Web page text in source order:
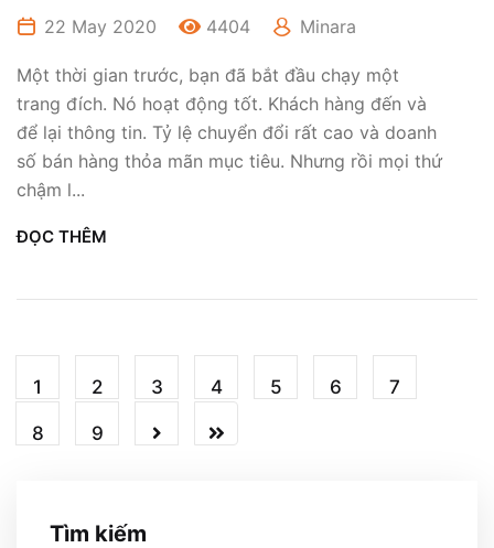
22 May 2020 4404 Minara
Một thời gian trước, bạn đã bắt đầu chạy một
trang đích. Nó hoạt động tốt. Khách hàng đến và
để lại thông tin. Tỷ lệ chuyển đổi rất cao và doanh
số bán hàng thỏa mãn mục tiêu. Nhưng rồi mọi thứ
chậm l...
ĐỌC THÊM
1 2 3 4 5 6 7
8 9
Tìm kiếm